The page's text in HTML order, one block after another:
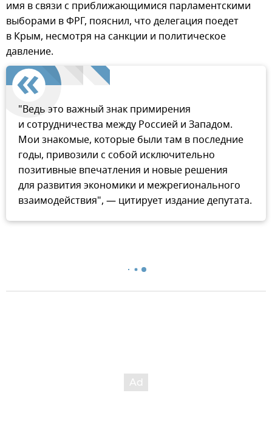
имя в связи с приближающимися парламентскими
выборами в ФРГ, пояснил, что делегация поедет
в Крым, несмотря на санкции и политическое
давление.
"Ведь это важный знак примирения
и сотрудничества между Россией и Западом.
Мои знакомые, которые были там в последние
годы, привозили с собой исключительно
позитивные впечатления и новые решения
для развития экономики и межрегионального
взаимодействия", — цитирует издание депутата.